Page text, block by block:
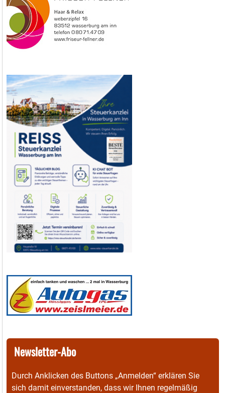
Newsletter-Abo
Durch Anklicken des Buttons „Anmelden“ erklären Sie
sich damit einverstanden, dass wir Ihnen regelmäßig